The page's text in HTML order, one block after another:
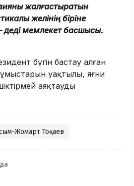
жалғастыратын
желінің біріне
деді мемлекет басшысы.
бүгін бастау алған
уақтылы, яғни
аяқтауды
Жомарт Тоқаев